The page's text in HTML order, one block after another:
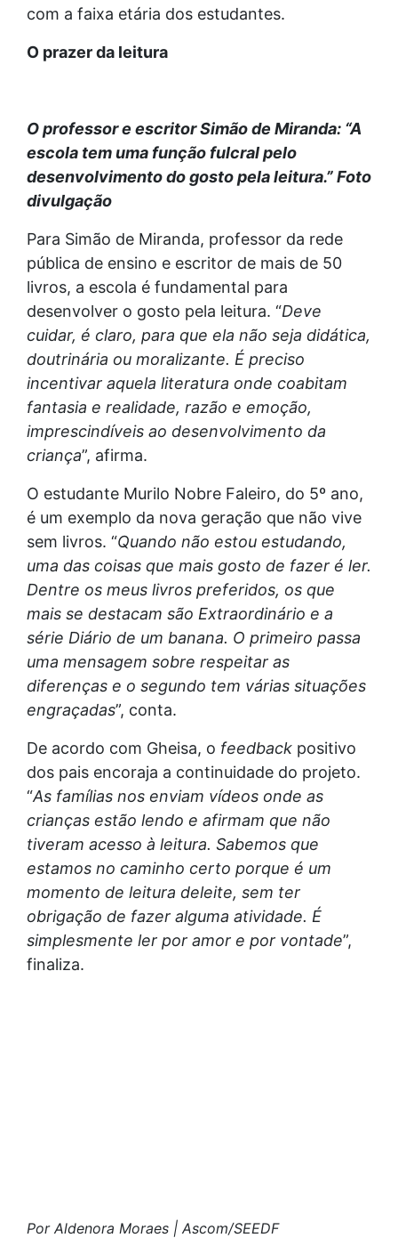
com a faixa etária dos estudantes.
O prazer da leitura
O professor e escritor Simão de Miranda: “A
escola tem uma função fulcral pelo
desenvolvimento do gosto pela leitura.” Foto
divulgação
Para Simão de Miranda, professor da rede
pública de ensino e escritor de mais de 50
livros, a escola é fundamental para
desenvolver o gosto pela leitura. “Deve
cuidar, é claro, para que ela não seja didática,
doutrinária ou moralizante. É preciso
incentivar aquela literatura onde coabitam
fantasia e realidade, razão e emoção,
imprescindíveis ao desenvolvimento da
criança”, afirma.
O estudante Murilo Nobre Faleiro, do 5º ano,
é um exemplo da nova geração que não vive
sem livros. “Quando não estou estudando,
uma das coisas que mais gosto de fazer é ler.
Dentre os meus livros preferidos, os que
mais se destacam são Extraordinário e a
série Diário de um banana. O primeiro passa
uma mensagem sobre respeitar as
diferenças e o segundo tem várias situações
engraçadas”, conta.
De acordo com Gheisa, o feedback positivo
dos pais encoraja a continuidade do projeto.
“As famílias nos enviam vídeos onde as
crianças estão lendo e afirmam que não
tiveram acesso à leitura. Sabemos que
estamos no caminho certo porque é um
momento de leitura deleite, sem ter
obrigação de fazer alguma atividade. É
simplesmente ler por amor e por vontade”,
finaliza.
Por Aldenora Moraes | Ascom/SEEDF